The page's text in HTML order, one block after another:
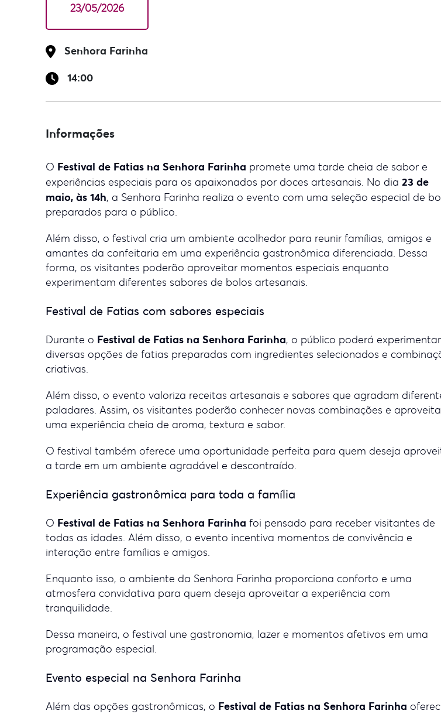
23/05/2026
Senhora Farinha
14:00
Informações
O Festival de Fatias na Senhora Farinha promete uma tarde cheia de sabor e
experiências especiais para os apaixonados por doces artesanais. No dia 23 de
maio, às 14h, a Senhora Farinha realiza o evento com uma seleção especial de
preparados para o público.
Além disso, o festival cria um ambiente acolhedor para reunir famílias, amigos e
amantes da confeitaria em uma experiência gastronômica diferenciada. Dessa
forma, os visitantes poderão aproveitar momentos especiais enquanto
experimentam diferentes sabores de bolos artesanais.
Festival de Fatias com sabores especiais
Durante o Festival de Fatias na Senhora Farinha, o público poderá experimentar
diversas opções de fatias preparadas com ingredientes selecionados e
criativas.
Além disso, o evento valoriza receitas artesanais e sabores que agradam
paladares. Assim, os visitantes poderão conhecer novas combinações e
uma experiência cheia de aroma, textura e sabor.
O festival também oferece uma oportunidade perfeita para quem deseja
a tarde em um ambiente agradável e descontraído.
Experiência gastronômica para toda a família
O Festival de Fatias na Senhora Farinha foi pensado para receber visitantes de
todas as idades. Além disso, o evento incentiva momentos de convivência e
interação entre famílias e amigos.
Enquanto isso, o ambiente da Senhora Farinha proporciona conforto e uma
atmosfera convidativa para quem deseja aproveitar a experiência com
tranquilidade.
Dessa maneira, o festival une gastronomia, lazer e momentos afetivos em uma
programação especial.
Evento especial na Senhora Farinha
Além das opções gastronômicas, o Festival de Fatias na Senhora Farinha